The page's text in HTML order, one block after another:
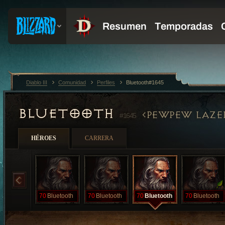
BLUETOOTH #1645 PEWPEW
HÉROES CARRERA
70 Bluetooth 70 Bluetooth 70 Bluetooth 70 Bluetooth
Diablo III Comunidad Perfiles Bluetooth#1645